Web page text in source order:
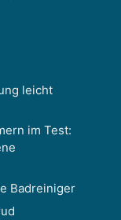
leicht
im Test:
Badreiniger